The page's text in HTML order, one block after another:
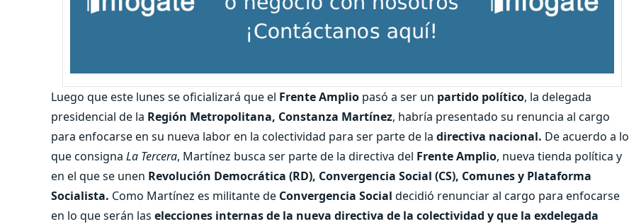
Luego que este lunes se oficializará que el Frente Amplio pasó a ser un partido político, la delegada
presidencial de la Región Metropolitana, Constanza Martínez, habría presentado su renuncia al cargo
para enfocarse en su nueva labor en la colectividad para ser parte de la directiva nacional. De acuerdo a lo
que consigna La Tercera, Martínez busca ser parte de la directiva del Frente Amplio, nueva tienda política y
en el que se unen Revolución Democrática (RD), Convergencia Social (CS), Comunes y Plataforma
Socialista. Como Martínez es militante de Convergencia Social decidió renunciar al cargo para enfocarse
en lo que serán las elecciones internas de la nueva directiva de la colectividad y que la exdelegada